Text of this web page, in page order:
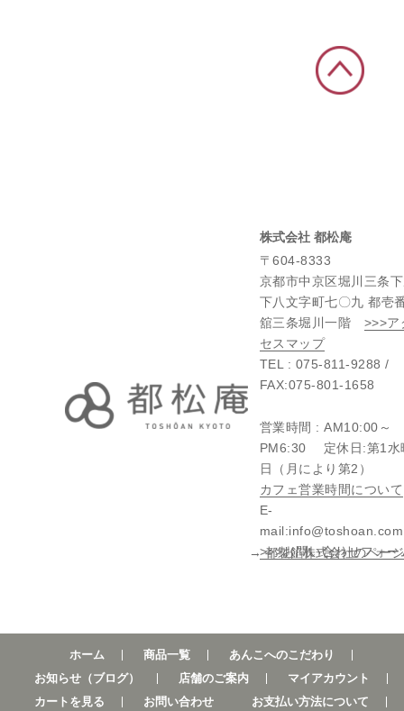
株式会社 都松庵
〒604-8333
京都市中京区堀川三条
下八文字町七〇九 都壱
舘三条堀川一階 >>>ア
セスマップ
TEL : 075-811-9288 /
FAX:075-801-1658
営業時間 : AM10:00～
PM6:30 定休日:第1水
日（月により第2）
カフェ営業時間について
E-
>>>お問い合わせフォー
→ 都製餡株式会社のペー
ホーム 商品一覧
あんこへのこだわり
お知らせ（ブログ）
店舗のご案内
マイアカウント
カートを見る
お問い合わせ お支払い方法について